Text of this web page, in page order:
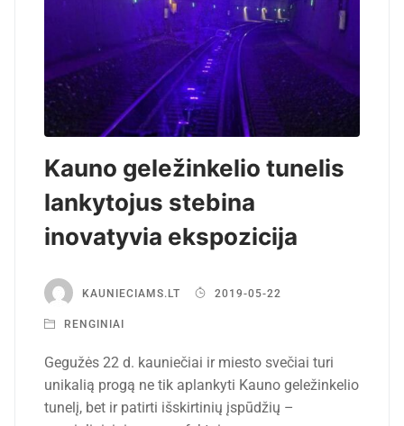
Kauno geležinkelio tunelis
lankytojus stebina
inovatyvia ekspozicija
KAUNIECIAMS.LT 2019-05-22
RENGINIAI
Gegužės 22 d. kauniečiai ir miesto svečiai turi
unikalią progą ne tik aplankyti Kauno geležinkelio
tunelį, bet ir patirti išskirtinių įspūdžių –